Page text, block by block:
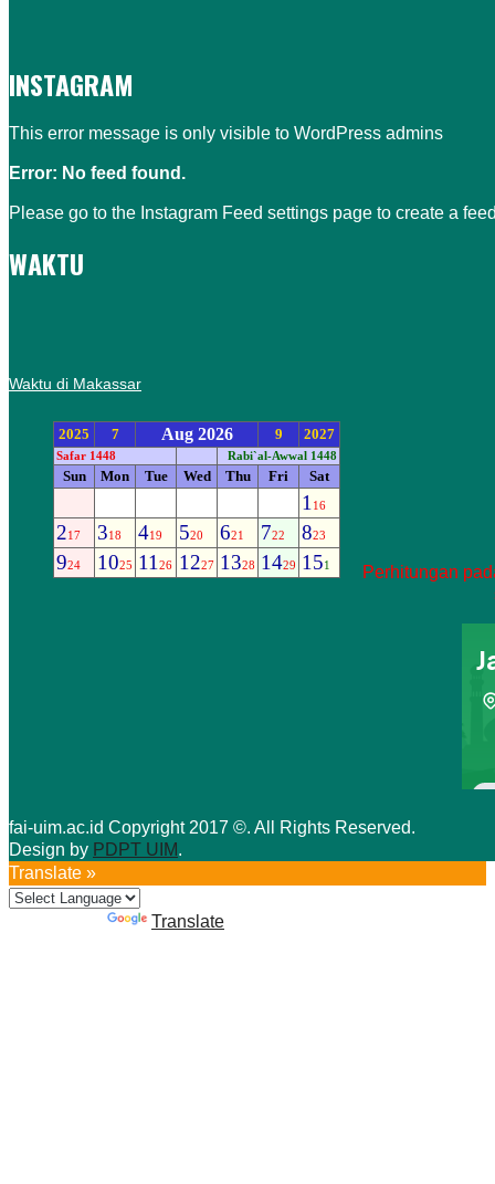
INSTAGRAM
This error message is only visible to WordPress admins
Error: No feed found.
Please go to the Instagram Feed settings page to create a
WAKTU
Waktu di Makassar
Perhitungan
fai-uim.ac.id Copyright 2017 ©. All Rights Reserved.
Design by PDPT UIM.
Translate »
Translate